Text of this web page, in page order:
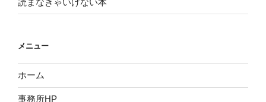
メニュー
ホーム
事務所HP